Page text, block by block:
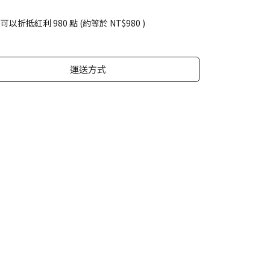
以折抵紅利 980 點 (約等於 NT$980 )
運送方式